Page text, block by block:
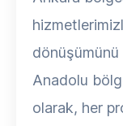
Anadolu
olarak, her